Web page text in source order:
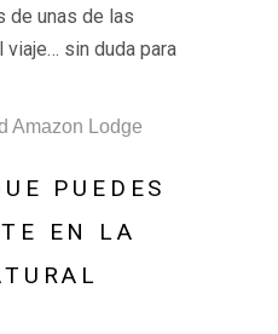
de unas de las
sin duda para
Amazon Lodge
PUEDES
EN LA